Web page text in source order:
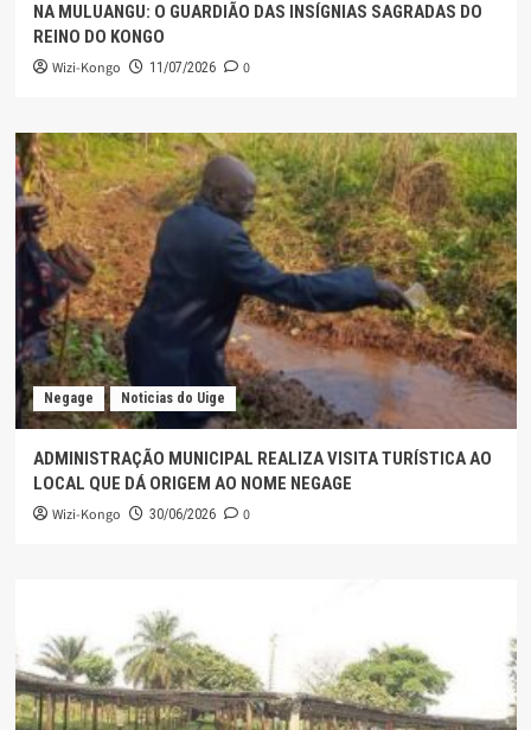
NA MULUANGU: O GUARDIÃO DAS INSÍGNIAS SAGRADAS DO
REINO DO KONGO
Wizi-Kongo 11/07/2026 0
Negage Noticias do Uige
ADMINISTRAÇÃO MUNICIPAL REALIZA VISITA TURÍSTICA AO
LOCAL QUE DÁ ORIGEM AO NOME NEGAGE
Wizi-Kongo 30/06/2026 0